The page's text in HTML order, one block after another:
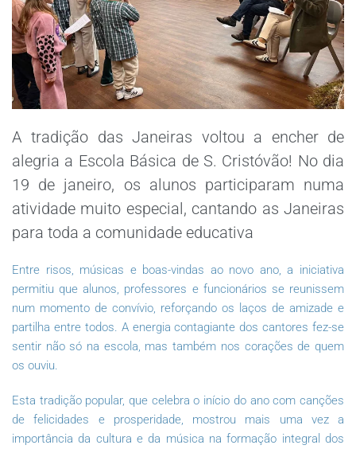
A tradição das Janeiras voltou a encher de
alegria a Escola Básica de S. Cristóvão! No dia
19 de janeiro, os alunos participaram numa
atividade muito especial, cantando as Janeiras
para toda a comunidade educativa
Entre risos, músicas e boas-vindas ao novo ano, a iniciativa
permitiu que alunos, professores e funcionários se reunissem
num momento de convívio, reforçando os laços de amizade e
partilha entre todos. A energia contagiante dos cantores fez-se
sentir não só na escola, mas também nos corações de quem
os ouviu.
Esta tradição popular, que celebra o início do ano com canções
de felicidades e prosperidade, mostrou mais uma vez a
importância da cultura e da música na formação integral dos